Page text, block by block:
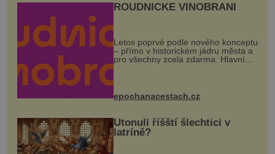
ROUDNICKÉ VINOBRANÍ
Letos poprvé podle nového konceptu
– přímo v historickém jádru města a
pro všechny zcela zdarma. Hlavní
program se odehraje na Karlově a
mohou těšit na víno, burčák, pes...
epochanacestach.cz
Utonuli říšští šlechtici v
latríně?